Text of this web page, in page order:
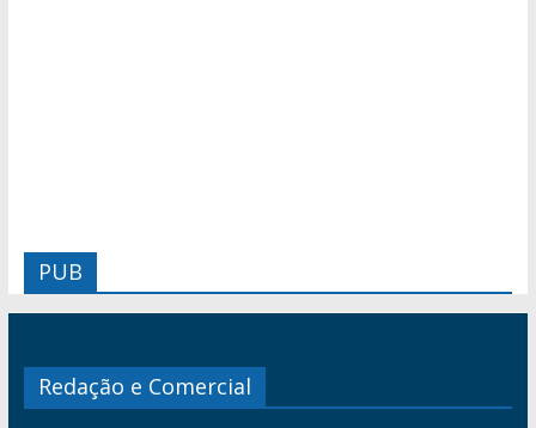
PUB
Redação e Comercial